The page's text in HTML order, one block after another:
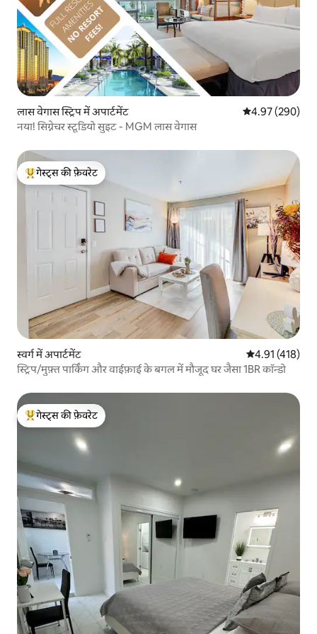
लास वेगास स्ट्रिप में अपार्टमेंट औसत रेटिंग 5 में से
4.97 (290)
नया! सिग्नेचर स्टूडियो सुइट - MGM लास वेगास
गेस्ट्स का टॉप फ़ेवरेट
गेस्ट्स की फ़ेवरेट
स्वर्ग में अपार्टमेंट औसत रेटिंग 5 में से
4.91 (418)
स्ट्रिप/मुफ़्त पार्किंग और वाईफ़ाई के बगल में मौजूद घर जैसा 1BR कॉन्डो
गेस्ट्स का टॉप फ़ेवरेट
गेस्ट्स की फ़ेवरेट